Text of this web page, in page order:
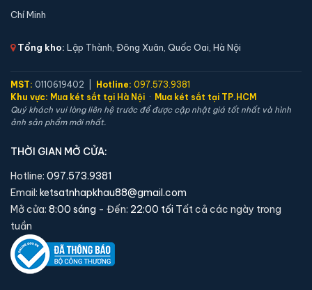
⚖️ Trọng lượng:
🛡️ Bảo hành:24 tháng
Xem chi tiết →
Chí Minh
Tổng kho: Lập Thành, Đông Xuân, Quốc Oai, Hà Nội
MST: 0110619402 | Hotline: 097.573.9381
Khu vực: Mua két sắt tại Hà Nội · Mua két sắt tại TP.HCM
Quý khách vui lòng liên hệ trước để được cập nhật giá tốt nhất và hình
ảnh sản phẩm mới nhất.
THỜI GIAN MỞ CỬA:
Hotline: 097.573.9381
Email: ketsatnhapkhau88@gmail.com
Mở cửa: 8:00 sáng - Đến: 22:00 tối Tất cả các ngày trong
tuần